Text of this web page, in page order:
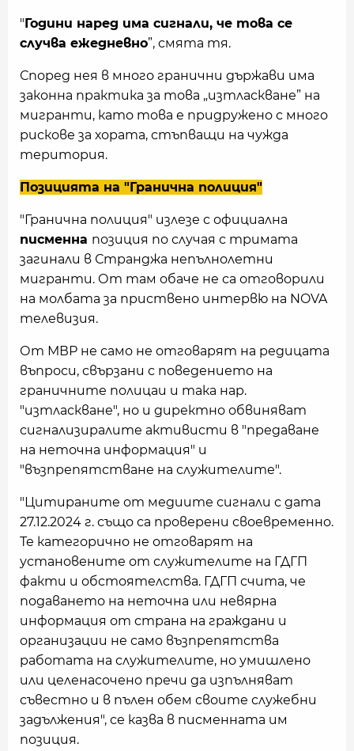
" Години наред има сигнали, че това се
случва ежедневно”, смята тя.
Според нея в много гранични държави има
законна практика за това „изтласкване” на
мигранти, като това е придружено с много
рискове за хората, стъпващи на чужда
територия.
Позицията на "Гранична полиция"
"Гранична полиция" излезе с официална
писменна позиция по случая с тримата
загинали в Странджа непълнолетни
мигранти. От там обаче не са отговорили
на молбата за приствено интервю на NOVA
телевизия.
От МВР не само не отговарят на редицата
въпроси, свързани с поведението на
граничните полицаи и така нар.
"изтласкване", но и директно обвиняват
сигнализиралите активисти в "предаване
на неточна информация" и
"възпрепятстване на служителите".
"Цитираните от медиите сигнали с дата
27.12.2024 г. също са проверени своевременно.
Те категорично не отговарят на
установените от служителите на ГДГП
факти и обстоятелства. ГДГП счита, че
подаването на неточна или невярна
информация от страна на граждани и
организации не само възпрепятства
работата на служителите, но умишлено
или целенасочено пречи да изпълняват
съвестно и в пълен обем своите служебни
задължения", се казва в писменната им
позиция.